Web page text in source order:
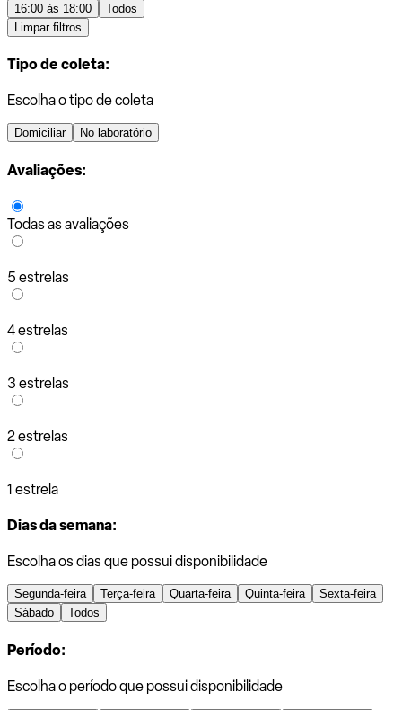
16:00 às 18:00
Todos
Limpar filtros
Tipo de coleta:
Escolha o tipo de coleta
Domiciliar No laboratório
Avaliações:
Todas as avaliações
5 estrelas
4 estrelas
3 estrelas
2 estrelas
1 estrela
Dias da semana:
Escolha os dias que possui disponibilidade
Segunda-feira Terça-feira Quarta-feira Quinta-feira
Sexta-feira
Sábado
Todos
Período:
Escolha o período que possui disponibilidade